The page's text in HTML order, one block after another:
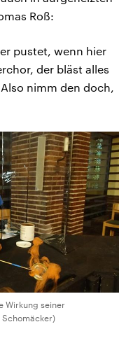
Roß:
pustet, wenn hier
der bläst alles
nimm den doch,
Wirkung seiner